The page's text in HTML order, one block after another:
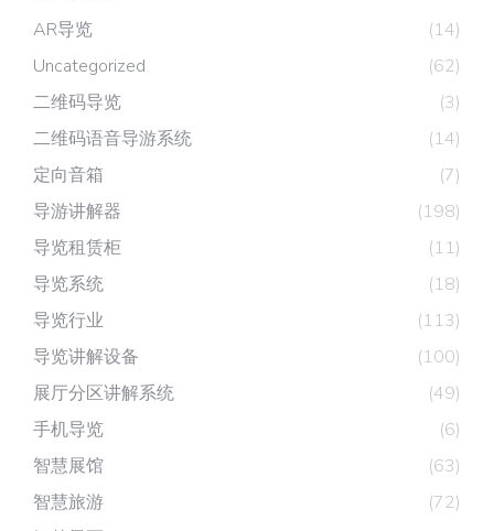
AR导览
(14)
Uncategorized
(62)
二维码导览
(3)
二维码语音导游系统
(14)
定向音箱
(7)
导游讲解器
(198)
导览租赁柜
(11)
导览系统
(18)
导览行业
(113)
导览讲解设备
(100)
展厅分区讲解系统
(49)
手机导览
(6)
智慧展馆
(63)
智慧旅游
(72)